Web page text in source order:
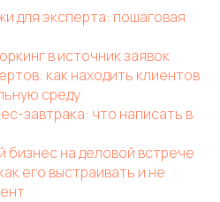
для эксперта: пошаговая
в источник заявок
как находить клиентов
среду
завтрака: что написать в
бизнес на деловой встрече
его выстраивать и не